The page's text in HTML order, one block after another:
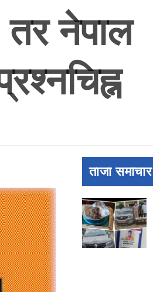
तर नेपाल
ताजा समाचार